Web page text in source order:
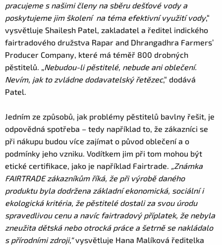
pracujeme s našimi členy na sběru dešťové vody a
poskytujeme jim školení na téma efektivní využití vody,“
vysvětluje Shailesh Patel, zakladatel a ředitel indického
fairtradového družstva Rapar and Dhrangadhra Farmers’
Producer Company, které má téměř 800 drobných
pěstitelů. „Nebudou-li pěstitelé, nebude ani oblečení.
Nevím, jak to zvládne dodavatelský řetězec,“ dodává
Patel.
Jedním ze způsobů, jak problémy pěstitelů bavlny řešit, je
odpovědná spotřeba – tedy například to, že zákazníci se
při nákupu budou více zajímat o původ oblečení a o
podmínky jeho vzniku. Vodítkem jim při tom mohou být
etické certifikace, jako je například Fairtrade. „Známka
FAIRTRADE zákazníkům říká, že při výrobě daného
produktu byla dodržena základní ekonomická, sociální i
ekologická kritéria, že pěstitelé dostali za svou úrodu
spravedlivou cenu a navíc fairtradový příplatek, že nebyla
zneužita dětská nebo otrocká práce a šetrně se nakládalo
s přírodními zdroji,“vysvětluje Hana Malíková ředitelka